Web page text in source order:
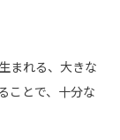
まれる、大きな
ことで、十分な